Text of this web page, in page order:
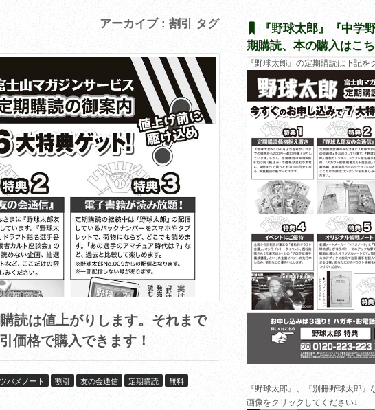
アーカイブ : 割引 タグ
読は値上がりします。それまで
価格で購入できます！
ツバメノート 割引 友の会通信 定期購読
無料
『野球太郎』『中学
期購読、本の購入はこ
『野球太郎』の定期購読は下記を
『野球太郎』、『別冊野球太郎』
画像をクリックしてください↓